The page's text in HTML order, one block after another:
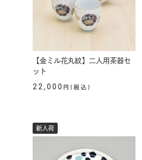
【金ミル花丸紋】二人用茶器セ
ット
22,000 円(税込)
新入荷